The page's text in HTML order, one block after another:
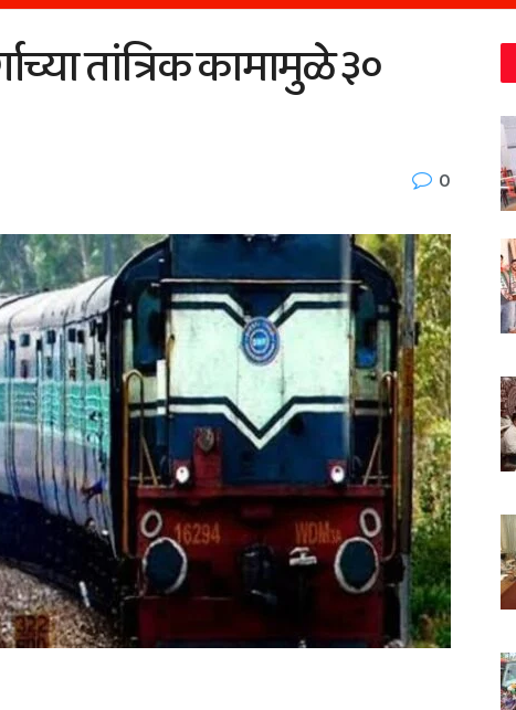
तांत्रिक कामामुळे ३०
0